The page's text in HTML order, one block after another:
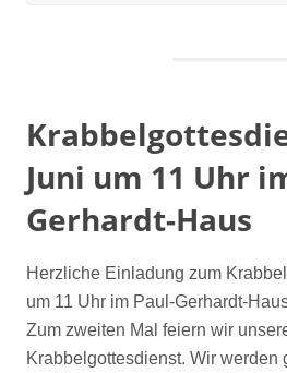
Juni um 11 Uhr
Gerhardt-Haus
Herzliche Einladung zum
um 11 Uhr im Paul-Gerhardt-
Zum zweiten Mal feiern wir
Krabbelgottesdienst. Wir werden